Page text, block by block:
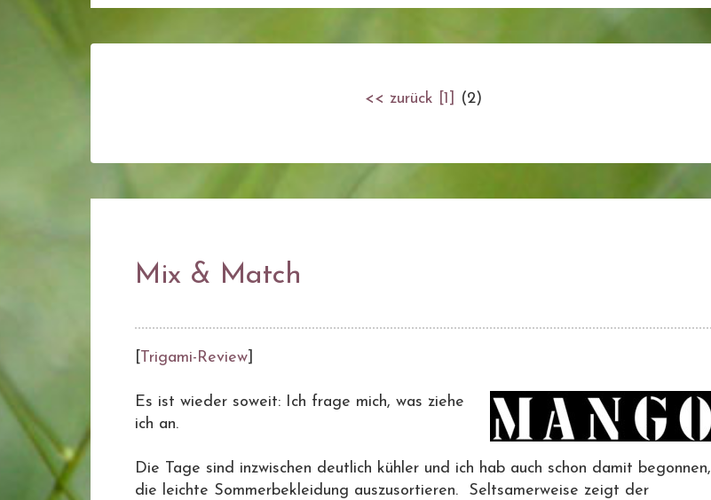
<< zurück [1] (2)
Mix & Match
[Trigami-Review]
Es ist wieder soweit: Ich frage mich, was ziehe
ich an.
Die Tage sind inzwischen deutlich kühler und ich hab auch schon damit begonnen,
die leichte Sommerbekleidung auszusortieren. Seltsamerweise zeigt der